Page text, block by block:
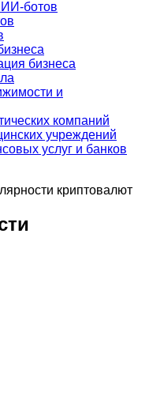
ИИ-ботов
бизнеса
и
компаний
учреждений
услуг и банков
криптовалют